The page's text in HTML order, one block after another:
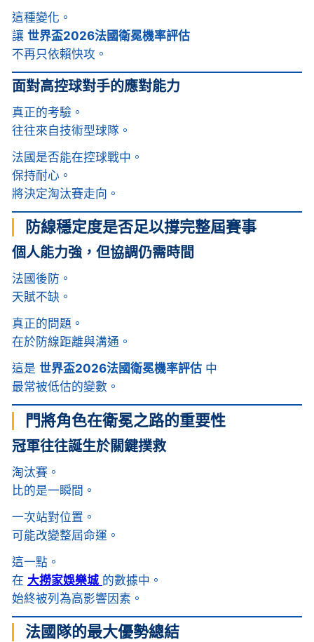
這種變化。
讓 世界盃2026法國衛冕機率評估
不再只依賴快攻。
面對高控球對手的應對能力
真正的考驗。
往往來自技術型球隊。
法國是否能在控球戰中。
保持耐心。
將決定淘汰賽走向。
防線穩定度是否足以撐完整屆賽事
個人能力強，但協調仍需時間
法國後防。
天賦不缺。
真正的問題。
在於防線距離與溝通。
這是 世界盃2026法國衛冕機率評估中
最常被低估的變數。
門將角色在衛冕之路的重要性
冠軍往往誕生於關鍵撲救
淘汰賽。
比的是一瞬間。
一次站對位置。
可能改變整屆命運。
這一點。
在 大撈家娛樂城 的數據中。
始終被列為高影響因素。
法國隊的最大優勢總結